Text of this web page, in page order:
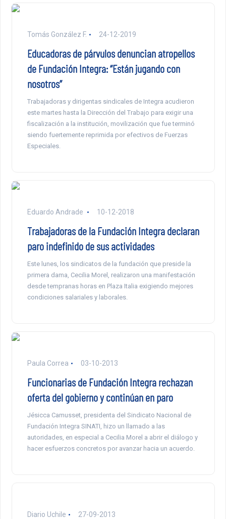
Tomás González F. 24-12-2019
Educadoras de párvulos denuncian atropellos
de Fundación Integra: “Están jugando con
nosotros”
Trabajadoras y dirigentas sindicales de Integra acudieron
este martes hasta la Dirección del Trabajo para exigir una
fiscalización a la institución, movilización que fue terminó
siendo fuertemente reprimida por efectivos de Fuerzas
Especiales.
Eduardo Andrade 10-12-2018
Trabajadoras de la Fundación Integra declaran
paro indefinido de sus actividades
Este lunes, los sindicatos de la fundación que preside la
primera dama, Cecilia Morel, realizaron una manifestación
desde tempranas horas en Plaza Italia exigiendo mejores
condiciones salariales y laborales.
Paula Correa 03-10-2013
Funcionarias de Fundación Integra rechazan
oferta del gobierno y continúan en paro
Jésicca Camusset, presidenta del Sindicato Nacional de
Fundación Integra SINATI, hizo un llamado a las
autoridades, en especial a Cecilia Morel a abrir el diálogo y
hacer esfuerzos concretos por avanzar hacia un acuerdo.
Diario Uchile 27-09-2013